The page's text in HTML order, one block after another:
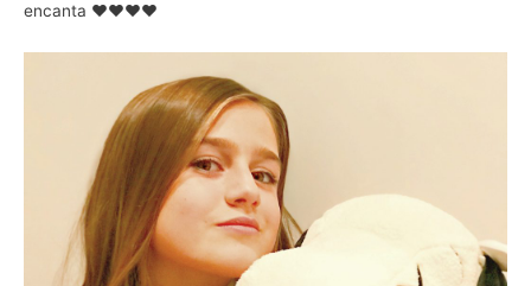
encanta ♥♥♥♥